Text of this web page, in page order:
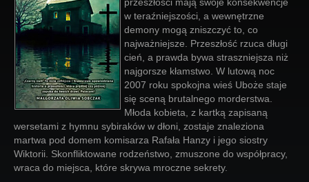
Forum
Więcej
Login
w teraźniejszości, a wewnętrzne
demony mogą zniszczyć to, co
najważniejsze. Przeszłość rzuca długi
cień, a prawda bywa straszniejsza niż
najgorsze kłamstwo. W lutową noc
2007 roku spokojna wieś Uboże staje
się sceną brutalnego morderstwa.
Młoda kobieta, z kartką zapisaną
wersetami z hymnu sybiraków w dłoni, zostaje znaleziona
martwa pod domem komisarza Rafała Hanzy i jego siostry
Wiktorii. Skonfliktowane rodzeństwo, zmuszone do współpracy,
wraca do miejsca, które skrywa mroczne sekrety.